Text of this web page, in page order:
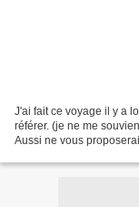
J'ai fait ce voyage il y a
référer. (je ne me
Aussi ne vous